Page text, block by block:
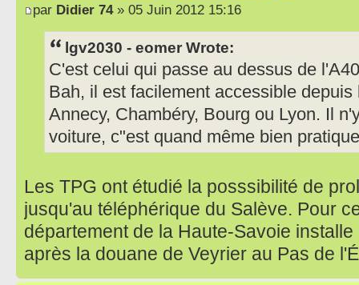
par Didier 74» 05 Juin 2012 15:16
lgv2030 - eomer Wrote:
C'est celui qui passe au dessus de
Bah, il est facilement accessible
Annecy, Chambéry, Bourg ou Lyon. Il
voiture, c"est quand même bien
Les TPG ont étudié la posssibilité de
jusqu'au téléphérique du Salève. Pour
département de la Haute-Savoie
après la douane de Veyrier au Pas de